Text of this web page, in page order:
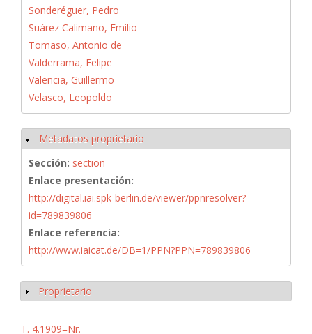
Sonderéguer, Pedro
Suárez Calimano, Emilio
Tomaso, Antonio de
Valderrama, Felipe
Valencia, Guillermo
Velasco, Leopoldo
Ocultar
Metadatos proprietario
Sección: section
Enlace presentación:
http://digital.iai.spk-berlin.de/viewer/ppnresolver?
id=789839806
Enlace referencia:
http://www.iaicat.de/DB=1/PPN?PPN=789839806
Mostrar
Proprietario
T. 4.1909=Nr.